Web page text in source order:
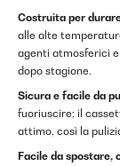
Costruita per
alle alte
agenti atmosferici
dopo stagione.
Sicura e facile da
fuoriuscire; il
attimo, così la
Facile da spostare,